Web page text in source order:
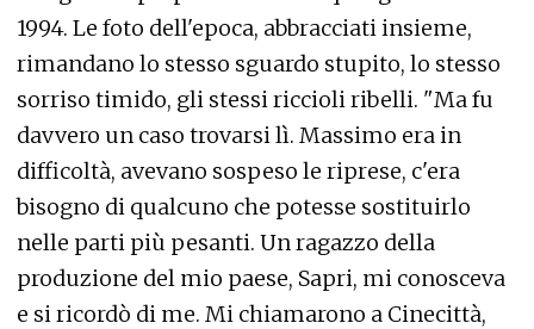
1994. Le foto dell'epoca, abbracciati insieme,
rimandano lo stesso sguardo stupito, lo stesso
sorriso timido, gli stessi riccioli ribelli. "Ma fu
davvero un caso trovarsi lì. Massimo era in
difficoltà, avevano sospeso le riprese, c'era
bisogno di qualcuno che potesse sostituirlo
nelle parti più pesanti. Un ragazzo della
produzione del mio paese, Sapri, mi conosceva
e si ricordò di me. Mi chiamarono a Cinecittà,